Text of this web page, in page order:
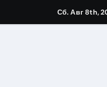
участия
Сб. Авг 8th,